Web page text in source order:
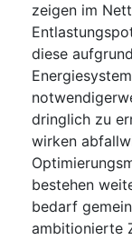
zeigen im
diese
dringlich zu
wirken
bestehen
bedarf
ambitionierte